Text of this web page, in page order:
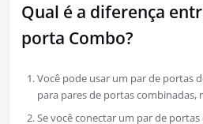
Qual é a diferença
porta Combo?
Você pode usar um par de portas
para pares de portas combinadas,
Se você conectar um par de